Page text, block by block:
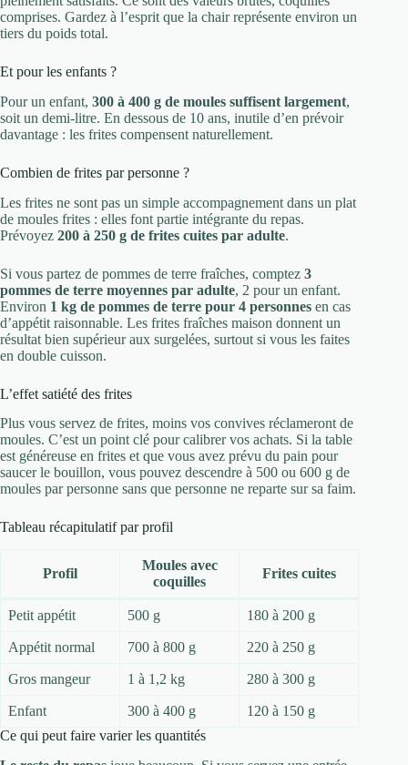
comprises. Gardez à l’esprit que la chair représente environ un
tiers du poids total.
Et pour les enfants ?
Pour un enfant, 300 à 400 g de moules suffisent largement,
soit un demi-litre. En dessous de 10 ans, inutile d’en prévoir
davantage : les frites compensent naturellement.
Combien de frites par personne ?
Les frites ne sont pas un simple accompagnement dans un plat
de moules frites : elles font partie intégrante du repas.
Prévoyez 200 à 250 g de frites cuites par adulte.
Si vous partez de pommes de terre fraîches, comptez 3
pommes de terre moyennes par adulte, 2 pour un enfant.
Environ 1 kg de pommes de terre pour 4 personnes en cas
d’appétit raisonnable. Les frites fraîches maison donnent un
résultat bien supérieur aux surgelées, surtout si vous les faites
en double cuisson.
L’effet satiété des frites
Plus vous servez de frites, moins vos convives réclameront de
moules. C’est un point clé pour calibrer vos achats. Si la table
est généreuse en frites et que vous avez prévu du pain pour
saucer le bouillon, vous pouvez descendre à 500 ou 600 g de
moules par personne sans que personne ne reparte sur sa faim.
Tableau récapitulatif par profil
Profil
Moules avec
coquilles
Frites cuites
Petit appétit 500 g 180 à 200 g
Appétit normal 700 à 800 g 220 à 250 g
Gros mangeur 1 à 1,2 kg 280 à 300 g
Enfant 300 à 400 g
120 à 150 g
Ce qui peut faire varier les quantités